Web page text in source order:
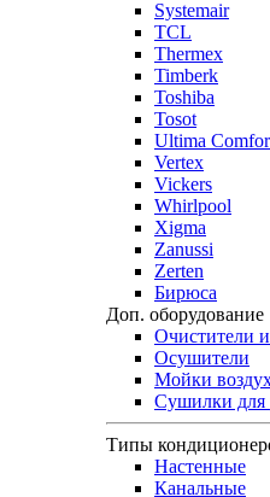
Systemair
TCL
Thermex
Timberk
Toshiba
Tosot
Ultima
Vertex
Vickers
Whirlpool
Xigma
Zanussi
Zerten
Бирюса
Доп. оборудование
Очистители
Осушители
Мойки
Сушилки для
Типы
Настенные
Канальные